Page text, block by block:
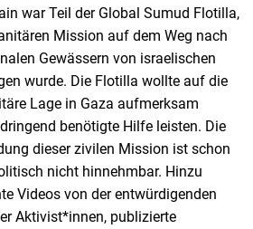
war Teil der Global Sumud Flotilla,
Mission auf dem Weg nach
Gewässern von israelischen
wurde. Die Flotilla wollte auf die
Lage in Gaza aufmerksam
benötigte Hilfe leisten. Die
dieser zivilen Mission ist schon
nicht hinnehmbar. Hinzu
Videos von der entwürdigenden
Aktivist*innen, publizierte